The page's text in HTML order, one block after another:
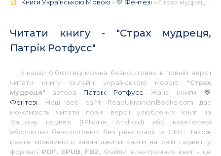
Книги Українською Мовою »💛 Фентезі » Страх мудреця, Патрік Ротфусс 📚 - Українською
Читати книгу - "Страх мудреця,
Патрік Ротфусс"
В нашій бібліотеці можна безкоштовно в повній версії
читати книгу онлайн українською мовою "Страх
мудреця" автора Патрік Ротфусс. Жанр книги: 💛
Фентезі . Наш веб сайт ReadUkrainianBooks.com дає
можливість читати повні версії улюблених книг на
Вашому гаджеті (IPhone, Android) або комп’ютері
абсолютно безкоштовно, без реєстрації та СМС. Також
маєте можливість завантажити книги на свій гаджет у
форматі PDF, EPUB, FB2. Файли електронних книг - це